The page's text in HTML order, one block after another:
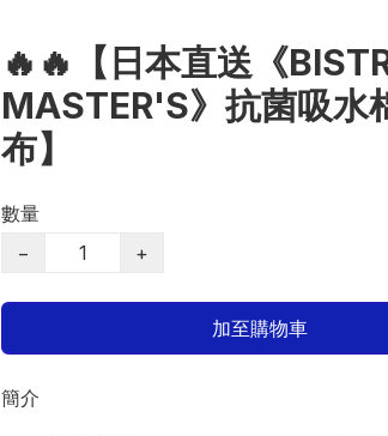
🔥🔥【日本直送《
MASTER'S》抗菌吸水
布】
數量
−
+
加至購物車
簡介